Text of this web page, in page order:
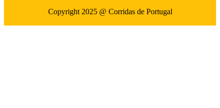
Copyright 2025 @ Corridas de Portugal